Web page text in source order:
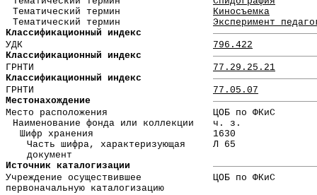
Тематический термин
Киносъемка
Тематический термин
Эксперимент
Классификационный индекс
УДК
796.422
Классификационный индекс
ГРНТИ
77.29.25.21
Классификационный индекс
ГРНТИ
77.05.07
Местонахождение
Место расположения
ЦОБ по ФКиС
Наименование фонда или коллекции
ч. з.
Шифр хранения
1630
Часть шифра, характеризующая
документ
Л 65
Источник каталогизации
Учреждение осуществившее
первоначальную каталогизацию
ЦОБ по ФКиС